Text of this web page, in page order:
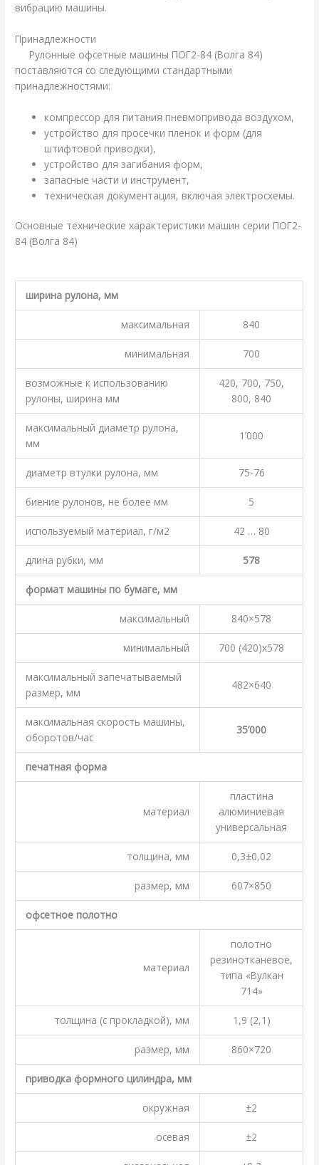
вибрацию машины.
Принадлежности
Рулонные офсетные машины ПОГ2-84 (Волга 84)
поставляются со следующими стандартными
принадлежностями:
компрессор для питания пневмопривода воздухом,
устройство для просечки пленок и форм (для
штифтовой приводки),
устройство для загибания форм,
запасные части и инструмент,
техническая документация, включая электросхемы.
Основные технические характеристики машин серии ПОГ2-
84 (Волга 84)
ширина рулона, мм
максимальная 840
минимальная 700
возможные к использованию
рулоны, ширина мм
420, 700, 750,
800, 840
максимальный диаметр рулона,
мм
1’000
диаметр втулки рулона, мм 75-76
биение рулонов, не более мм 5
используемый материал, г/м2 42 … 80
длина рубки, мм 578
формат машины по бумаге, мм
максимальный 840×578
минимальный 700 (420)x578
максимальный запечатываемый
размер, мм
482×640
максимальная скорость машины,
оборотов/час
35’000
печатная форма
материал
пластина
алюминиевая
универсальная
толщина, мм 0,3±0,02
размер, мм 607×850
офсетное полотно
материал
полотно
резинотканевое,
типа «Вулкан
714»
толщина (с прокладкой), мм 1,9 (2,1)
размер, мм 860×720
приводка формного цилиндра, мм
окружная ±2
осевая ±2